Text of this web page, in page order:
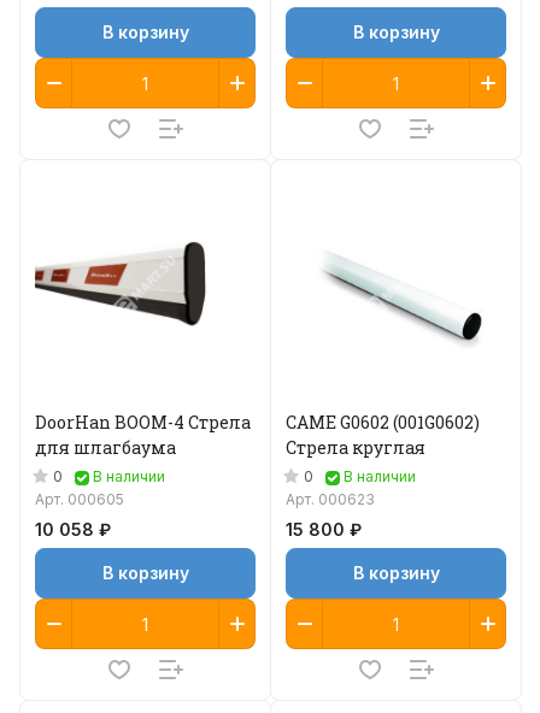
В корзину В корзину
DoorHan BOOM-4 Стрела
для шлагбаума
0
В наличии
Арт. 000605
10 058 ₽
В корзину
CAME G0602 (001G0602)
Стрела круглая
0
В наличии
Арт. 000623
15 800 ₽
В корзину